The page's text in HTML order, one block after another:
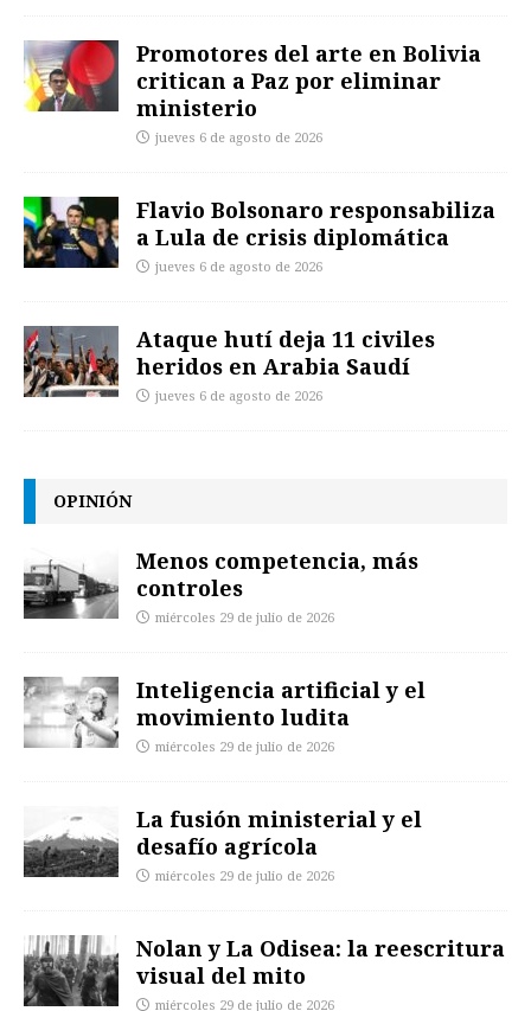
Promotores del arte en Bolivia
critican a Paz por eliminar
ministerio
jueves 6 de agosto de 2026
Flavio Bolsonaro responsabiliza
a Lula de crisis diplomática
jueves 6 de agosto de 2026
Ataque hutí deja 11 civiles
heridos en Arabia Saudí
jueves 6 de agosto de 2026
OPINIÓN
Menos competencia, más
controles
miércoles 29 de julio de 2026
Inteligencia artificial y el
movimiento ludita
miércoles 29 de julio de 2026
La fusión ministerial y el
desafío agrícola
miércoles 29 de julio de 2026
Nolan y La Odisea: la reescritura
visual del mito
miércoles 29 de julio de 2026